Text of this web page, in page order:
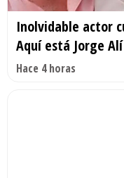
Inolvidable actor
Aquí está Jorge Alí
Hace 4 horas